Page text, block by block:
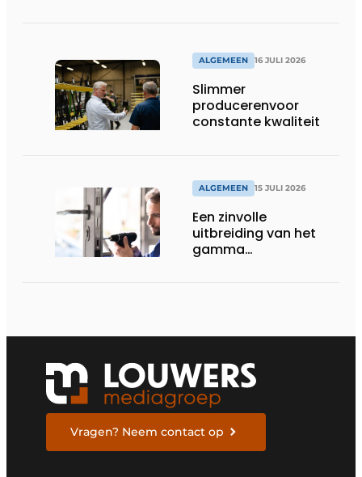
ALGEMEEN 16 JULI 2026
Slimmer
producerenvoor
constante kwaliteit
ALGEMEEN 15 JULI 2026
Een zinvolle
uitbreiding van het
gamma
Vragen? Neem contact op